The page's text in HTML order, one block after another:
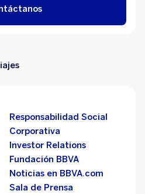
Responsabilidad Social
Corporativa
Investor Relations
Fundación BBVA
Noticias en BBVA.com
Sala de Prensa